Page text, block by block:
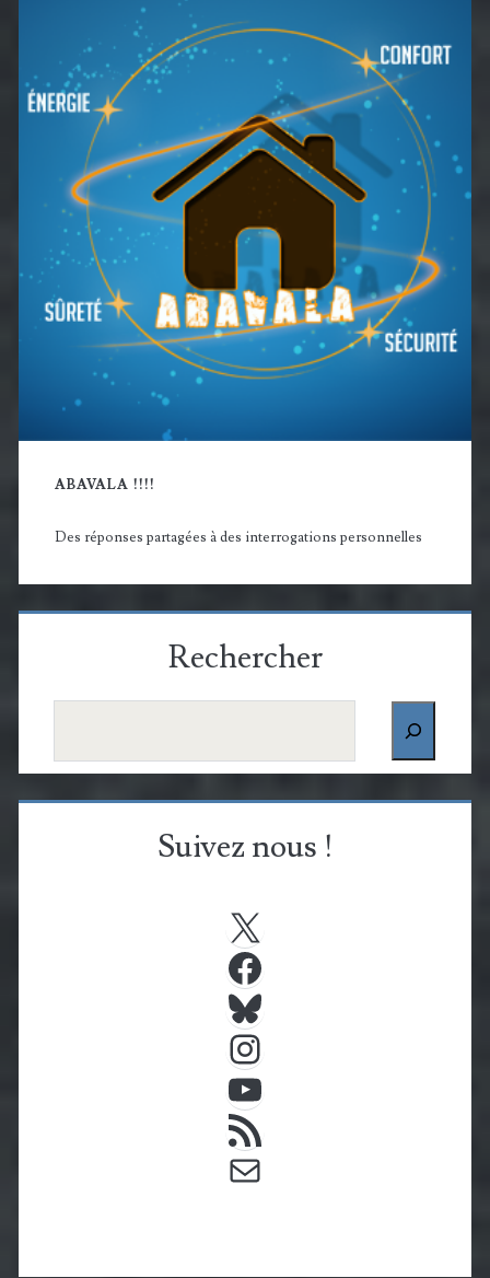
latérale
principale
ABAVALA !!!!
Des réponses partagées à des interrogations personnelles
Rechercher
Suivez nous !